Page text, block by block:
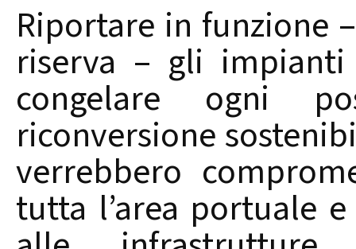
Riportare in funzione
riserva – gli impianti
congelare ogni
riconversione
verrebbero
tutta l’area portuale